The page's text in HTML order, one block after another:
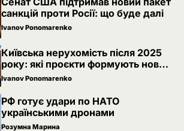
санкцій проти Росії: що буде далі
Ivanov Ponomarenko
Київська нерухомість після 2025
року: які проєкти формують новий
вигляд столиці
Ivanov Ponomarenko
РФ готує удари по НАТО
українськими дронами
Розумна Марина